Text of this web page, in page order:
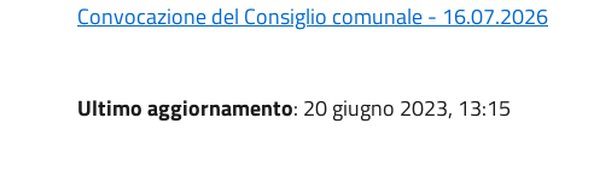
Convocazione del Consiglio comunale - 16.07.2026
Ultimo aggiornamento: 20 giugno 2023, 13:15